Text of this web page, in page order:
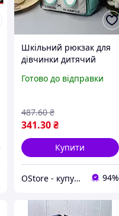
Шкільний рюкзак для
дівчинки дитячий
рюкзак для початкових
Готово до відправки
341.30 ₴
487.60 ₴
Купити
OStore - купуй онлайн! 94%